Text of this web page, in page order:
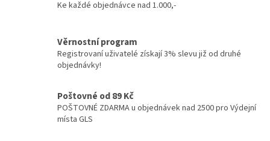
Ke každé objednávce nad 1.000,-
Věrnostní program
Registrovaní uživatelé získají 3% slevu již od druhé
objednávky!
Poštovné od 89 Kč
POŠTOVNÉ ZDARMA u objednávek nad 2500 pro Výdejní
místa GLS